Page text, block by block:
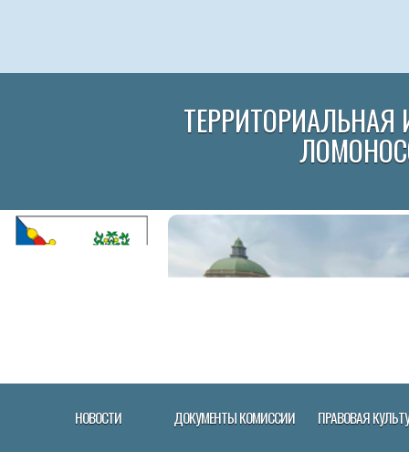
НОВОСТИ ДОКУМЕНТЫ КОМИССИИ ПРАВОВАЯ